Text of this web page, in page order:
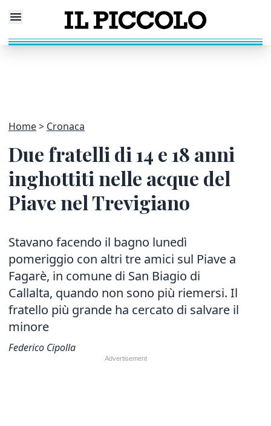
Home Cronaca
Due fratelli di 14 e 18 anni
inghottiti nelle acque del
Piave nel Trevigiano
Stavano facendo il bagno lunedì
pomeriggio con altri tre amici sul Piave a
Fagarè, in comune di San Biagio di
Callalta, quando non sono più riemersi. Il
fratello più grande ha cercato di salvare il
minore
Federico Cipolla